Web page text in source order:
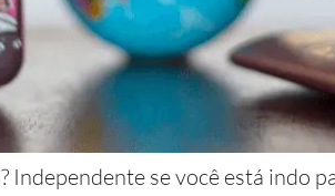
Independente se você está indo